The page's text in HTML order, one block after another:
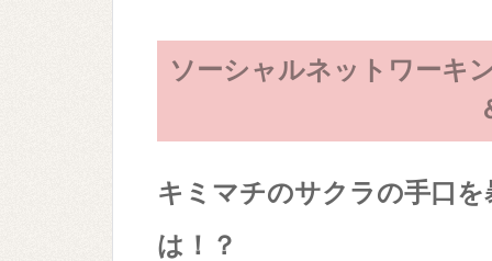
ソーシャルネットワーキ
キミマチのサクラの手口
は！？